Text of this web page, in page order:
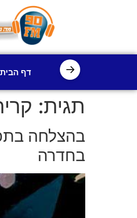
→ דף הבית
תגית:
בהצלחה
בחדרה